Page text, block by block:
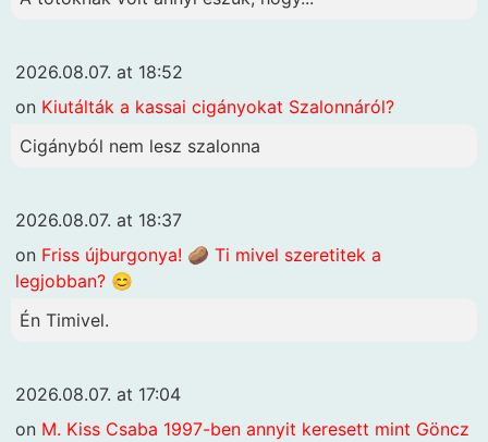
2026.08.07. at 18:52
on Kiutálták a kassai cigányokat Szalonnáról?
Cigányból nem lesz szalonna
2026.08.07. at 18:37
on Friss újburgonya! 🥔 Ti mivel szeretitek a
legjobban? 😊
Én Timivel.
2026.08.07. at 17:04
on M. Kiss Csaba 1997-ben annyit keresett mint Göncz